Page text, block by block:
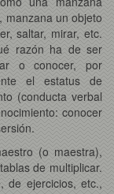
manzana un objeto
saltar, mirar, etc.
razón ha de ser
o conocer, por
el estatus de
(conducta verbal
conocer
(o maestra),
de multiplicar.
de ejercicios, etc.,